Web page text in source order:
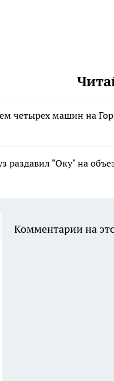
четырех машин на
раздавил "Оку" на
Комментарии на